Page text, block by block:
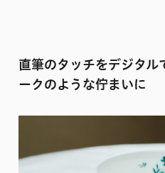
直筆のタッチをデジタル
ークのような佇まいに